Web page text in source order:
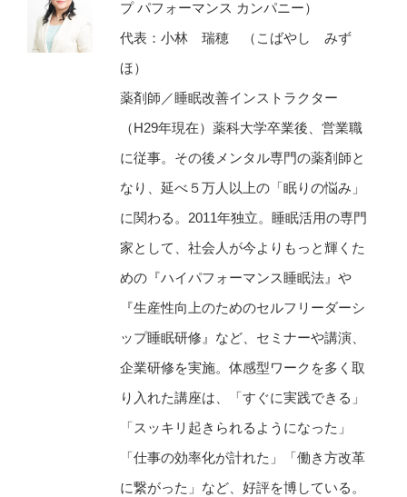
プ パフォーマンス カンパニー）
代表：小林 瑞穂 （こばやし みず
ほ）
薬剤師／睡眠改善インストラクター
（H29年現在）薬科大学卒業後、営業職
に従事。その後メンタル専門の薬剤師と
なり、延べ５万人以上の「眠りの悩み」
に関わる。2011年独立。睡眠活用の専門
家として、社会人が今よりもっと輝くた
めの『ハイパフォーマンス睡眠法』や
『生産性向上のためのセルフリーダーシ
ップ睡眠研修』など、セミナーや講演、
企業研修を実施。体感型ワークを多く取
り入れた講座は、「すぐに実践できる」
「スッキリ起きられるようになった」
「仕事の効率化が計れた」「働き方改革
に繋がった」など、好評を博している。